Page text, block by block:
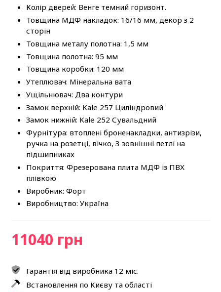
Колір дверей: Венге темний горизонт.
Товщина МДФ накладок: 16/16 мм, декор з 2
сторін
Товщина металу полотна: 1,5 мм
Товщина полотна: 95 мм
Товщина коробки: 120 мм
Утеплювач: Мінеральна вата
Ущільнювач: Два контури
Замок верхній: Kale 257 Циліндровий
Замок нижній: Kale 252 Сувальдний
Фурнітура: втоплені броненакладки, антизрізи,
ручка на розетці, вічко, 3 зовнішні петлі на
підшипниках
Покриття: Фрезерована плита МДФ із ПВХ
плівкою
Виробник: Форт
Виробництво: Україна
11040 грн
Гарантія від виробника 12 міс.
Встановлення по Києву та області